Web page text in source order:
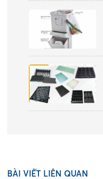
BÀI VIẾT LIÊN QUAN